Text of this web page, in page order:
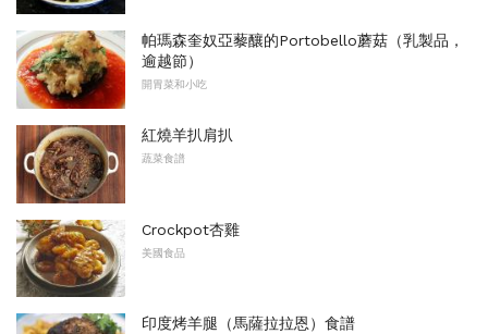
帕瑪森奎奴亞藜釀的Portobello蘑菇（乳製品，
逾越節）
開胃菜和小吃
紅燒羊扒肩扒
蔬菜食譜
Crockpot杏雞
美國食品
印度烤羊腿（馬薩拉拉恩）食譜